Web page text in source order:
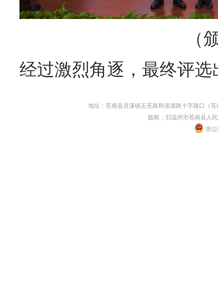
（
经过激烈角逐，最终评
地址：苍南县灵溪镇玉苍路和渎浦路十字路口（
版权：归温州市苍南县人
浙公